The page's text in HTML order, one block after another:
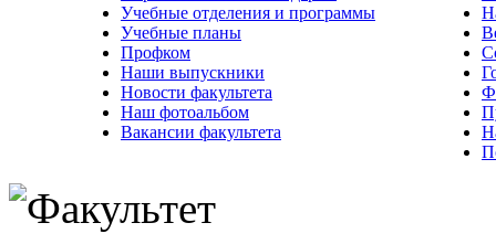
Учебные отделения и программы
Учебные планы
Профком
Наши выпускники
Новости факультета
Наш фотоальбом
Вакансии факультета